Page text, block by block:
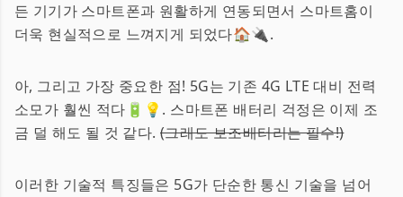
든 기기가 스마트폰과 원활하게 연동되면서 스마트홈이
더욱 현실적으로 느껴지게 되었다🏠🔌.
아, 그리고 가장 중요한 점! 5G는 기존 4G LTE 대비 전력
소모가 훨씬 적다🔋💡. 스마트폰 배터리 걱정은 이제 조
금 덜 해도 될 것 같다. (그래도 보조배터리는 필수!)
이러한 기술적 특징들은 5G가 단순한 통신 기술을 넘어